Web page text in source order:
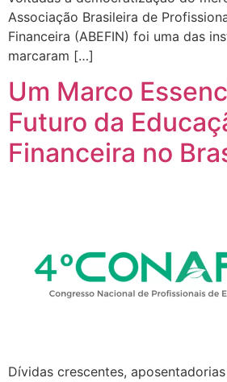
Associação Brasileira de
Financeira (ABEFIN) foi uma das
marcaram […]
Um Marco
Futuro da
Financeira no
Dívidas crescentes,